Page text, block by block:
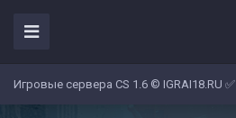
Игровые сервера CS 1.6 © IGRAI18.RU ✅